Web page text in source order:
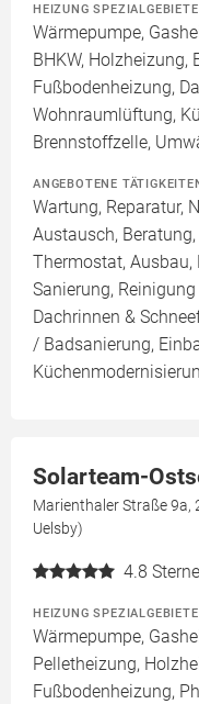
HEIZUNG SPEZIALGEBIETE
Wärmepumpe,
BHKW, Holzheizung,
Fußbodenheizung,
Wohnraumlüftung,
Brennstoffzelle,
ANGEBOTENE
Wartung, Reparatur,
Austausch,
Thermostat,
Sanierung,
Dachrinnen &
/ Badsanierung,
Solarteam-
Marienthaler Straße 9a,
Uelsby)
4.8
HEIZUNG SPEZIALGEBIETE
Wärmepumpe,
Pelletheizung,
Fußbodenheizung,